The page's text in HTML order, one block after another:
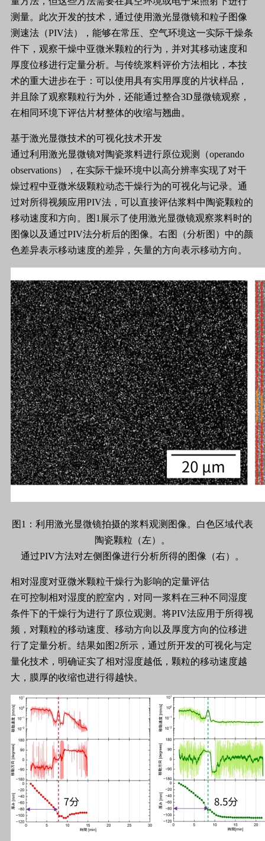
测量。此次开发的技术，通过使用激光显微镜和粒子图像
测速法（PIV法），能够在常压、空气环境这一实际干燥条
件下，观察干燥中亚微米颗粒的行为，并对其移动速度和
厚度位移进行定量分析。与传统浆料评价方法相比，本技
术的重大进步在于：可以使用具有实用厚度的片状样品，
并且除了观察颗粒行为外，还能通过整合3D显微镜观察，
在相同环境下评估片材整体的收缩与翘曲。
基于激光显微技术的可视化技术开发
通过利用激光显微镜对陶瓷浆料进行原位观测（operando
observations），在实际干燥环境中以高分辨率实现了对干
燥过程中亚微米级颗粒动态干燥行为的可视化与记录。通
过对所得视频应用PIV法，可以直接评估浆料中陶瓷颗粒的
移动速度和方向。图1展示了使用激光显微镜观察浆料时的
图像以及通过PIV法分析后的图像。右图（分析图）中的颜
色差异表示移动速度的差异，矢量的方向表示移动方向。
图1：利用激光显微镜拍摄的浆料观测图像。白色区域代表
陶瓷颗粒（左）。
通过PIV方法对左侧图像进行分析所得的图像（右）。
相对湿度对亚微米颗粒干燥行为影响的定量评估
在可控制相对湿度的腔室内，对同一浆料在三种不同湿度
条件下的干燥行为进行了原位观测。将PIV法应用于所得视
频，对颗粒的移动速度、移动方向以及厚度方向的位移进
行了定量分析。结果如图2所示，通过所开发的可视化与定
量化技术，明确证实了相对湿度越低，颗粒的移动速度越
大，膜厚的收缩也进行得越快。